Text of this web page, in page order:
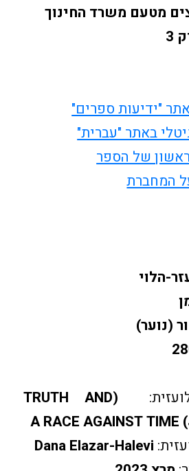
מטעם משרד החינוך
"ידיעות ספרים"
באתר "עברית"
של הספר
המחברת
הלוי
(נוער)
(TRUTH AND